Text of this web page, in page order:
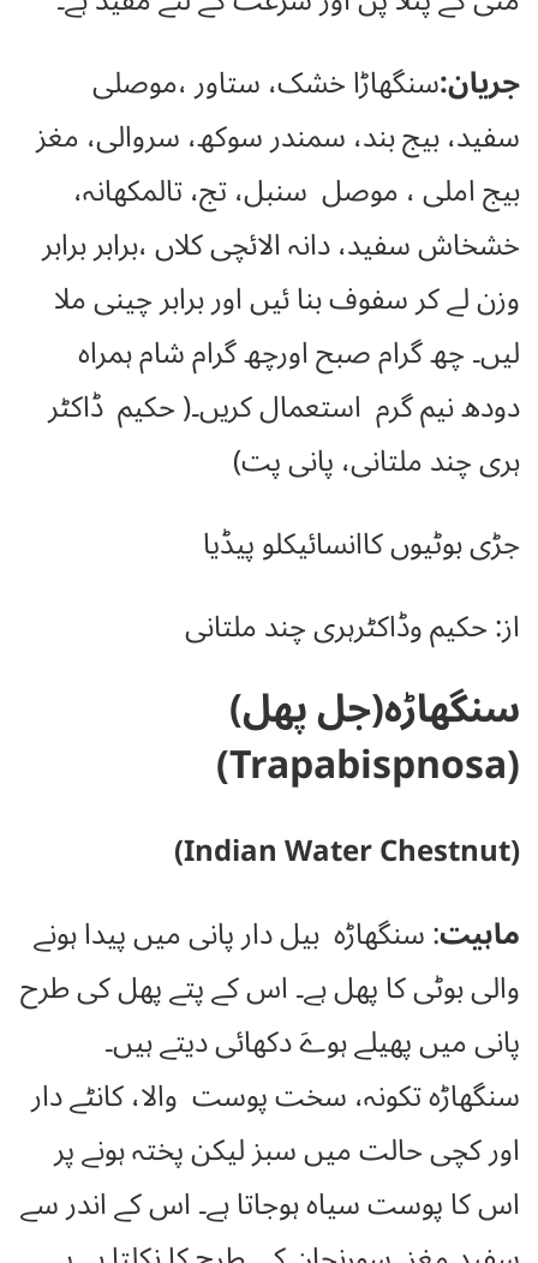
جریان:سنگھاڑا خشک، ستاور ،موصلی
سفید، بیج بند، سمندر سوکھ، سروالی، مغز
بیج املی ، موصل سنبل، تج، تالمکھانہ،
خشخاش سفید، دانہ الائچی کلاں ،برابر برابر
وزن لے کر سفوف بنا ئیں اور برابر چینی ملا
لیں۔ چھ گرام صبح اورچھ گرام شام ہمراہ
دودھ نیم گرم استعمال کریں۔( حکیم ڈاکٹر
ہری چند ملتانی، پانی پت)
جڑی بوٹیوں کاانسائیکلو پیڈیا
از: حکیم وڈاکٹرہری چند ملتانی
سنگھاڑہ(جل پھل)
(Trapabispnosa)
(Indian Water Chestnut)
ماہیت: سنگھاڑہ بیل دار پانی میں پیدا ہونے
والی بوٹی کا پھل ہے۔ اس کے پتے پھل کی طرح
پانی میں پھیلے ہوےَ دکھائی دیتے ہیں۔
سنگھاڑہ تکونہ، سخت پوست والا، کانٹے دار
اور کچی حالت میں سبز لیکن پختہ ہونے پر
اس کا پوست سیاہ ہوجاتا ہے۔ اس کے اندر سے